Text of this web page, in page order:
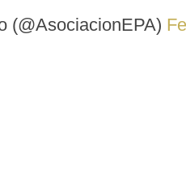
(@AsociacionEPA)